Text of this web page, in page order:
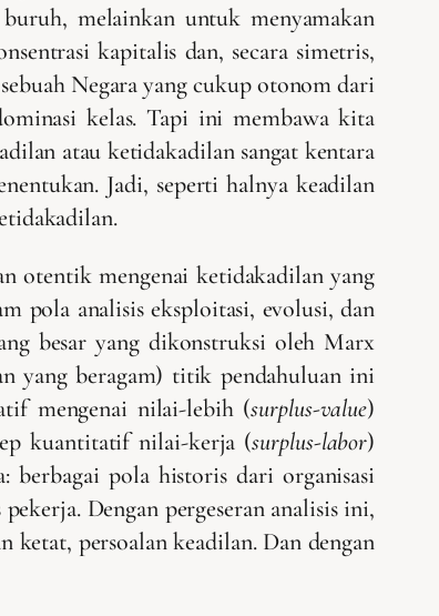
melainkan untuk menyamakan
kapitalis dan, secara simetris,
Negara yang cukup otonom dari
kelas. Tapi ini membawa kita
atau ketidakadilan sangat kentara
Jadi, seperti halnya keadilan
otentik mengenai ketidakadilan yang
pola analisis eksploitasi, evolusi, dan
besar yang dikonstruksi oleh Marx
yang beragam) titik pendahuluan ini
mengenai nilai-lebih (surplus-value)
kuantitatif nilai-kerja (surplus-labor)
berbagai pola historis dari organisasi
Dengan pergeseran analisis ini,
ketat, persoalan keadilan. Dan dengan